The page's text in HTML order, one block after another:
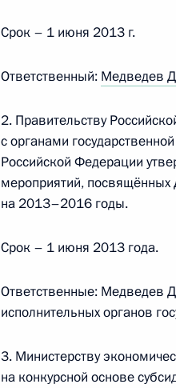
привлекательности
27 декабря 2012 года, 18:00
Совещание по
22 октября 2012 года, 16:40
Встреча с Министром
Белоусовым
Срок – 1 июня 2013 г.
Ответственный: Медведев
2. Правительству
с органами
Российской Федерации
мероприятий, посвящённых
на 2013–2016 годы.
Срок – 1 июня 2013 года.
Ответственные: Медведев
исполнительных органов
3. Министерству
на конкурсной основе